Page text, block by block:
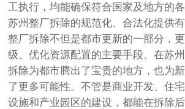
工执行，均能确保符合国家及地方的
苏州整厂拆除的规范化、合法化提供有
整厂拆除不但是都市更新的一部分，
级、优化资源配置的主要手段。在苏
拆除为都市腾出了宝贵的地方，也为
了更多可能性。不管是商业开发、住
设施和产业园区的建设，都能在拆除